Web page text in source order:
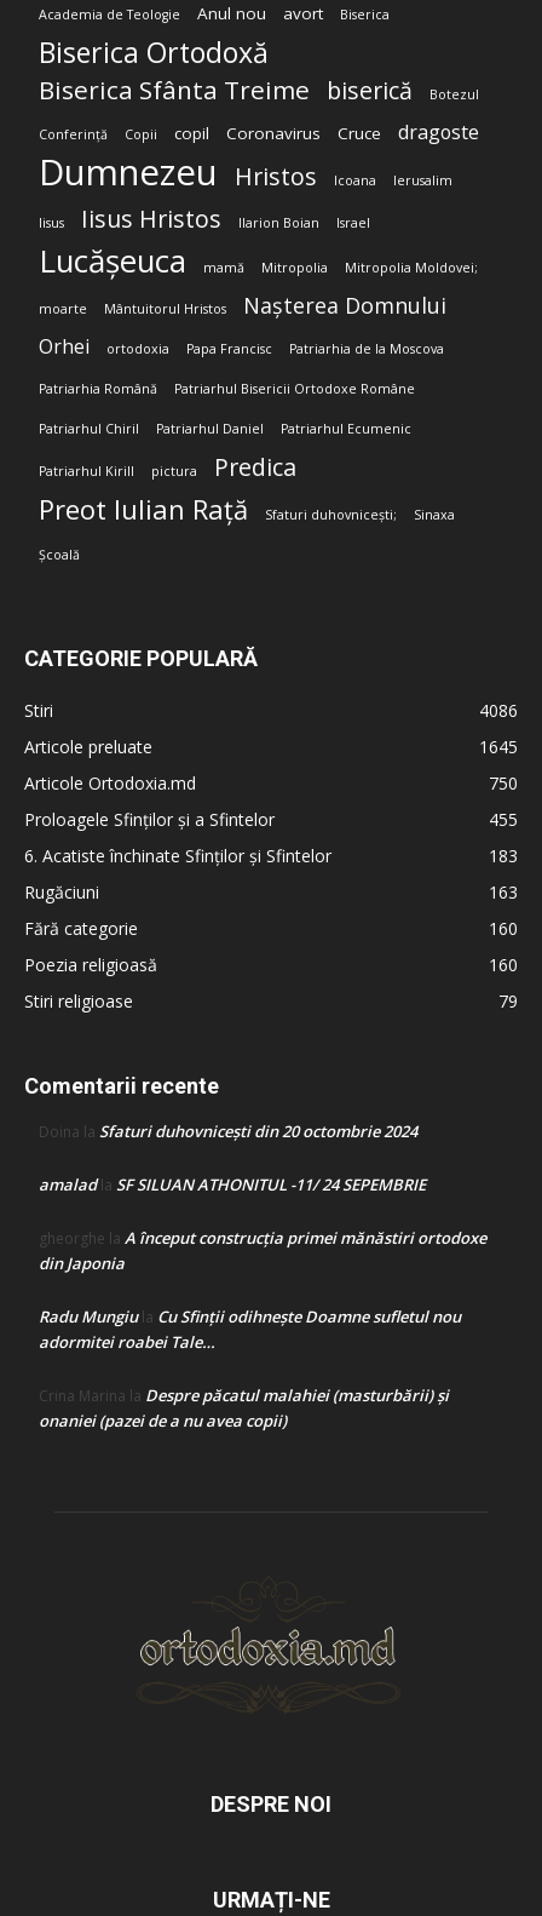
Academia de Teologie Anul nou avort Biserica
Biserica Ortodoxă
Biserica Sfânta Treime biserică Botezul
Conferință Copii copil Coronavirus Cruce dragoste
Dumnezeu Hristos Icoana Ierusalim
Iisus Iisus Hristos Ilarion Boian Israel
Lucășeuca mamă Mitropolia Mitropolia Moldovei;
moarte Mântuitorul Hristos Nașterea Domnului
Orhei ortodoxia Papa Francisc Patriarhia de la Moscova
Patriarhia Română Patriarhul Bisericii Ortodoxe Române
Patriarhul Chiril Patriarhul Daniel Patriarhul Ecumenic
Patriarhul Kirill pictura Predica
Preot Iulian Rață Sfaturi duhovnicești; Sinaxa
Școală
CATEGORIE POPULARĂ
Stiri
4086
Articole preluate
1645
Articole Ortodoxia.md
750
Proloagele Sfinților și a Sfintelor
455
6. Acatiste închinate Sfinților și Sfintelor
183
Rugăciuni
163
Fără categorie
160
Poezia religioasă
160
Stiri religioase
79
Comentarii recente
Doina la Sfaturi duhovnicești din 20 octombrie 2024
amaladla SF SILUAN ATHONITUL -11/ 24 SEPEMBRIE
gheorghe la A început construcţia primei mănăstiri ortodoxe
din Japonia
Radu Mungiula Cu Sfinții odihnește Doamne sufletul nou
adormitei roabei Tale…
Crina Marina la Despre păcatul malahiei (masturbării) şi
onaniei (pazei de a nu avea copii)
DESPRE NOI
URMAȚI-NE